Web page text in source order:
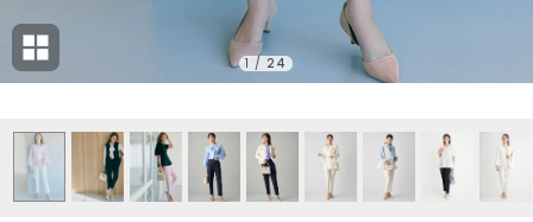
1 / 24